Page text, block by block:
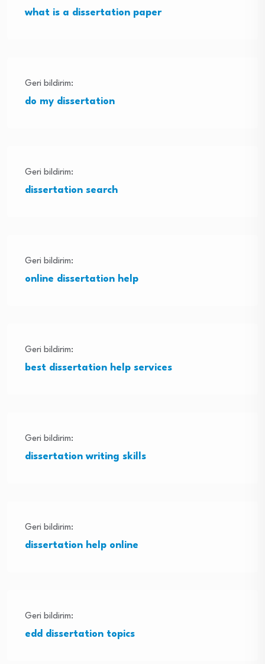
what is a dissertation paper
Geri bildirim:
do my dissertation
Geri bildirim:
dissertation search
Geri bildirim:
online dissertation help
Geri bildirim:
best dissertation help services
Geri bildirim:
dissertation writing skills
Geri bildirim:
dissertation help online
Geri bildirim:
edd dissertation topics